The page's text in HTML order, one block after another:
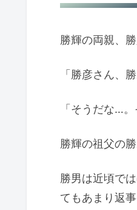
勝輝の両親、
「勝彦さん、
「そうだな…
勝輝の祖父の
勝男は近頃で
てもあまり返